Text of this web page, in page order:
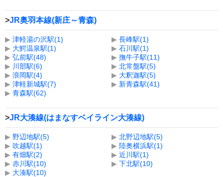
>JR奥羽本線(新庄～青森)
▶ 津軽湯の沢駅(1) ▶ 長峰駅(1)
▶ 大鰐温泉駅(1) ▶ 石川駅(1)
▶ 弘前駅(48) ▶ 撫牛子駅(11)
▶ 川部駅(6) ▶ 北常盤駅(5)
▶ 浪岡駅(4) ▶ 大釈迦駅(5)
▶ 津軽新城駅(7) ▶ 新青森駅(41)
▶ 青森駅(62)
>JR大湊線(はまなすベイライン大湊線)
▶ 野辺地駅(5) ▶ 北野辺地駅(5)
▶ 吹越駅(1) ▶ 陸奥横浜駅(1)
▶ 有畑駅(2) ▶ 近川駅(1)
▶ 赤川駅(10) ▶ 下北駅(10)
▶ 大湊駅(10)